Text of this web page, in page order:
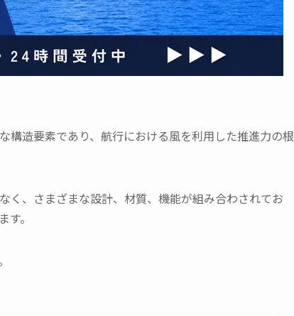
構造要素であり、航行における風を利用した推進力の根
く、さまざまな設計、材質、機能が組み合わされてお
。